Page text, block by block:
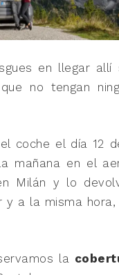
en llegar allí
no tengan
el coche el día 12
mañana en el
Milán y lo
y a la misma hora,
la